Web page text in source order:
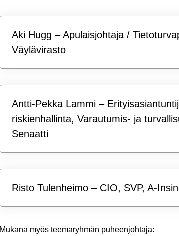
Aki Hugg – Apulaisjohtaja /
Väylävirasto
Antti-Pekka Lammi –
riskienhallinta, Varautumis- ja
Senaatti
Risto Tulenheimo – CIO, SVP, A-
Mukana myös teemaryhmän puheenjohtaja: